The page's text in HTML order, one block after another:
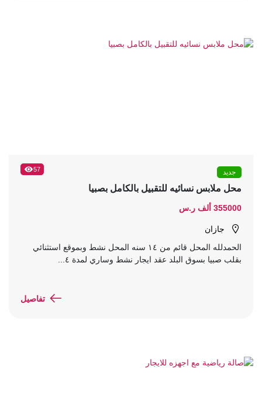
57 جديد
محل ملابس نسائيه للتقبيل بالكامل بصبيا
355000 ألف ر.س
جازان
الحمدلله المحل قائم من ١٤ سنه المحل نشط وبموقع استثنائي
بقلب صبيا بسوق البلد عقد ايجار نشط وساري لمدة ٤...
تفاصيل